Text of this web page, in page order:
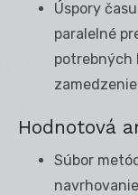
Úspory
paralelné
potrebných
Hodnotová
Súbor